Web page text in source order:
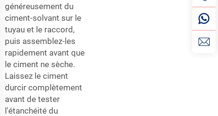
généreusement du
ciment-solvant sur le
tuyau et le raccord,
puis assemblez-les
rapidement avant que
le ciment ne sèche.
Laissez le ciment
durcir complètement
avant de tester
l'étanchéité du